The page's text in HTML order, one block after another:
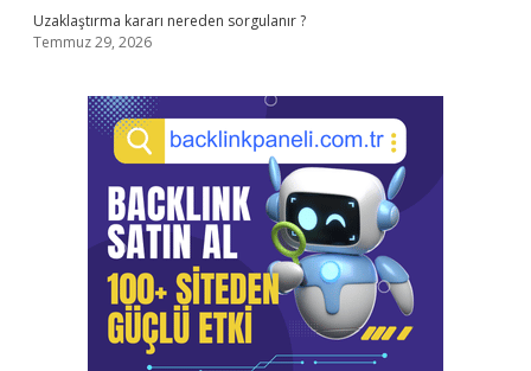
Uzaklaştırma kararı nereden sorgulanır ?
Temmuz 29, 2026